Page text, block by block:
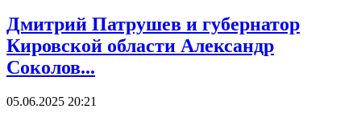
Дмитрий Патрушев и губернатор
Кировской области Александр
Соколов...
05.06.2025 20:21